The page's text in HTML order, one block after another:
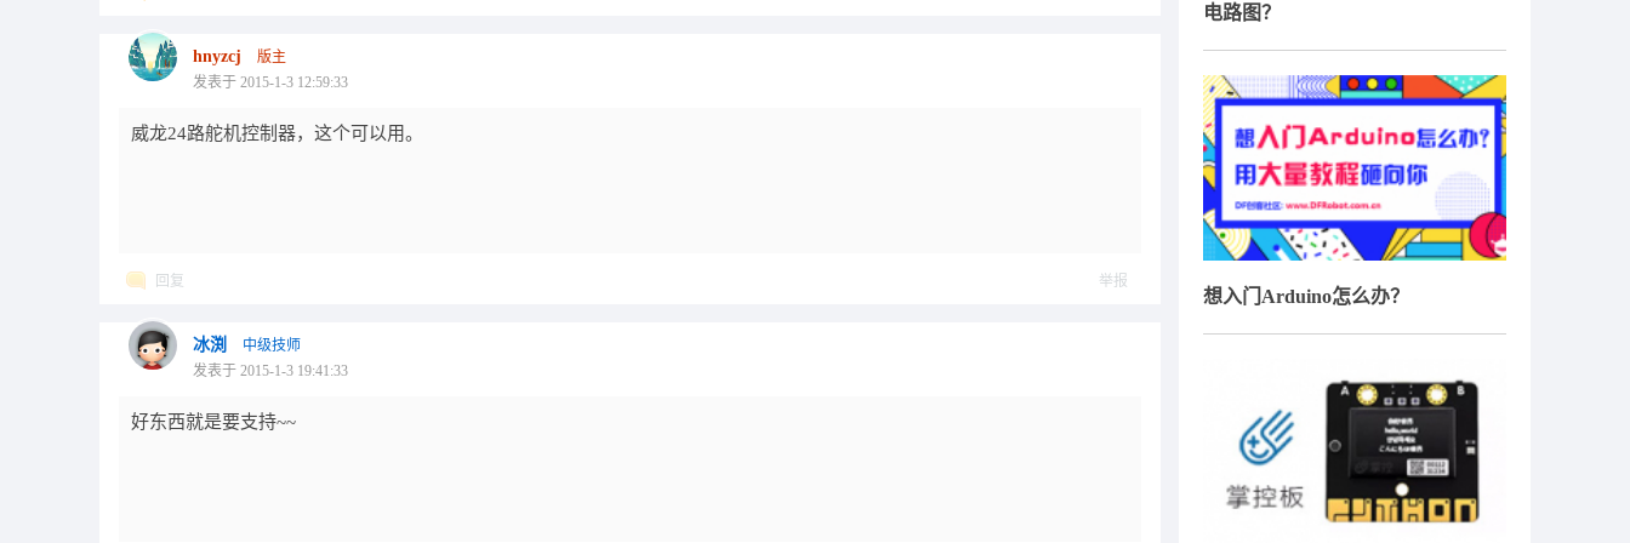
hnyzcj
版主
发表于 2015-1-3 12:59:33
威龙24路舵机控制器，这个可以用。
回复 举报
冰渕
中级技师
发表于 2015-1-3 19:41:33
好东西就是要支持~~
电路图？
想入门Arduino怎么办？